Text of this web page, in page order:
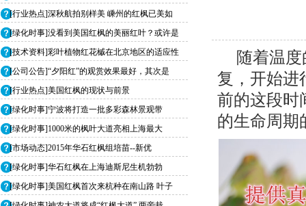
[行业热点]深秋航拍别样美 嵊州的红枫已美如
[绿化时事]没看到美国红枫的美丽红叶？或许是
[技术资料]彩叶植物红花槭在北京地区的适应性
[公司公告]“夕阳红”的观赏效果最好，其次是
[行业热点]美国红枫的现状与前景
[绿化时事]宁波将打造一批多彩森林景观带
[绿化时事]1000米的枫叶大道亮相上海最大
[市场动态]2015年华石红枫组培苗--新优
[绿化时事]华石红枫在上海迪斯尼生机勃勃
[绿化时事]美国红枫首次来杭种在南山路 叶子
随着温
复，开始进
前的这段时
的生命周期